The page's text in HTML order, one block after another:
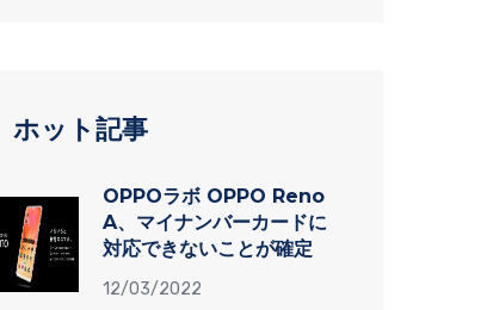
ホット記事
OPPOラボ OPPO Reno
A、マイナンバーカードに
対応できないことが確定
12/03/2022